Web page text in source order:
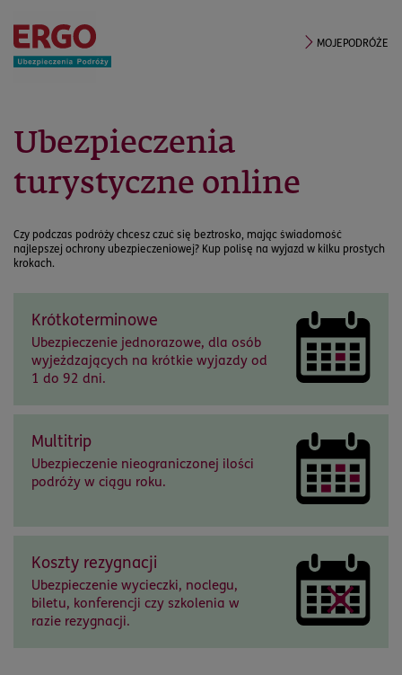
MOJEPODRÓŻE
Ubezpieczenia
turystyczne online
Czy podczas podróży chcesz czuć się beztrosko, mając świadomość
najlepszej ochrony ubezpieczeniowej? Kup polisę na wyjazd w kilku prostych
krokach.
Krótkoterminowe
Ubezpieczenie jednorazowe, dla osób
wyjeżdzających na krótkie wyjazdy od
1 do 92 dni.
Multitrip
Ubezpieczenie nieograniczonej ilości
podróży w ciągu roku.
Koszty rezygnacji
Ubezpieczenie wycieczki, noclegu,
biletu, konferencji czy szkolenia w
razie rezygnacji.